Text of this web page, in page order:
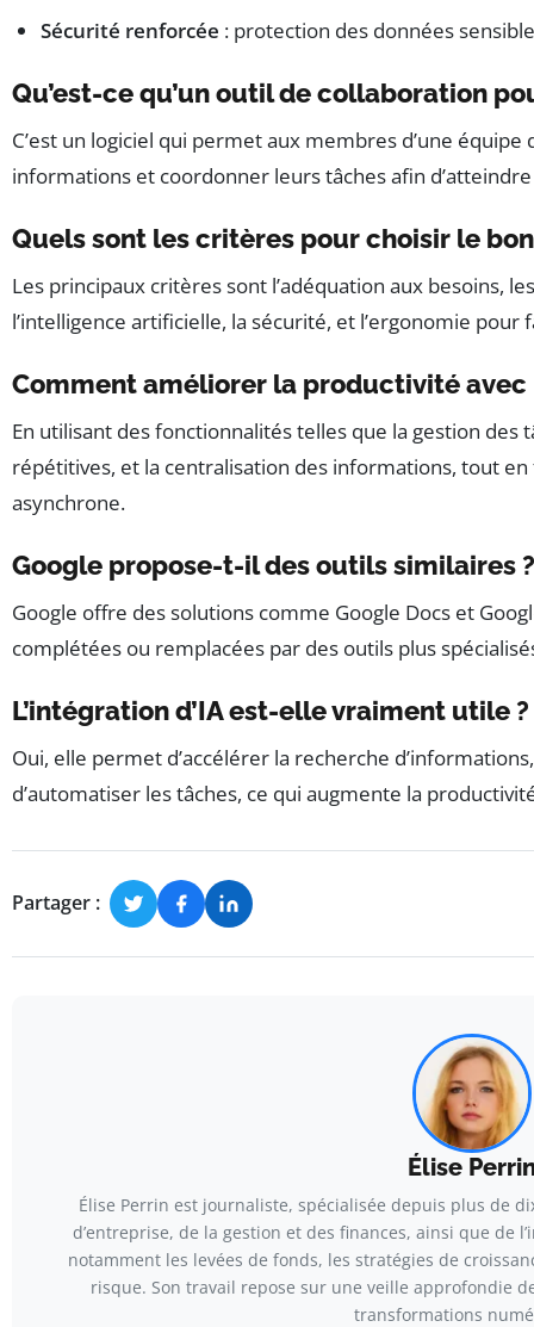
Sécurité renforcée : protection des données
Qu’est-ce qu’un outil de collaboration
C’est un logiciel qui permet aux membres d’une
informations et coordonner leurs tâches afin
Quels sont les critères pour choisir le
Les principaux critères sont l’adéquation aux besoins,
l’intelligence artificielle, la sécurité, et l’ergonomie pour
Comment améliorer la productivité
En utilisant des fonctionnalités telles que la gestion des
répétitives, et la centralisation des informations, tout
asynchrone.
Google propose-t-il des outils similaires ?
Google offre des solutions comme Google Docs et
complétées ou remplacées par des outils plus
L’intégration d’IA est-elle vraiment utile ?
Oui, elle permet d’accélérer la recherche
d’automatiser les tâches, ce qui augmente la
Partager :
Élise
Élise Perrin est journaliste, spécialisée depuis plus de
d’entreprise, de la gestion et des finances, ainsi que de
notamment les levées de fonds, les stratégies de
risque. Son travail repose sur une veille approfondie
transformations